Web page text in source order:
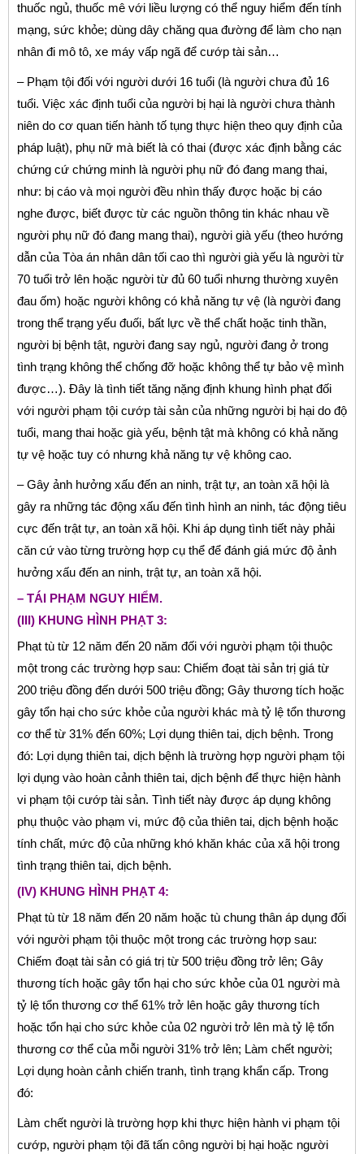
thuốc ngủ, thuốc mê với liều lượng có thể nguy hiểm đến tính
mạng, sức khỏe; dùng dây chăng qua đường để làm cho nạn
nhân đi mô tô, xe máy vấp ngã để cướp tài sản…
– Phạm tội đối với người dưới 16 tuổi (là người chưa đủ 16
tuổi. Việc xác định tuổi của người bị hại là người chưa thành
niên do cơ quan tiến hành tố tụng thực hiện theo quy định của
pháp luật), phụ nữ mà biết là có thai (được xác định bằng các
chứng cứ chứng minh là người phụ nữ đó đang mang thai,
như: bị cáo và mọi người đều nhìn thấy được hoặc bị cáo
nghe được, biết được từ các nguồn thông tin khác nhau về
người phụ nữ đó đang mang thai), người già yếu (theo hướng
dẫn của Tòa án nhân dân tối cao thì người già yếu là người từ
70 tuổi trở lên hoặc người từ đủ 60 tuổi nhưng thường xuyên
đau ốm) hoặc người không có khả năng tự vệ (là người đang
trong thể trạng yếu đuối, bất lực về thể chất hoặc tinh thần,
người bị bệnh tật, người đang say ngủ, người đang ở trong
tình trạng không thể chống đỡ hoặc không thể tự bảo vệ mình
được…). Đây là tình tiết tăng nặng định khung hình phạt đối
với người phạm tội cướp tài sản của những người bị hại do độ
tuổi, mang thai hoặc già yếu, bệnh tật mà không có khả năng
tự vệ hoặc tuy có nhưng khả năng tự vệ không cao.
– Gây ảnh hưởng xấu đến an ninh, trật tự, an toàn xã hội là
gây ra những tác động xấu đến tình hình an ninh, tác động tiêu
cực đến trật tự, an toàn xã hội. Khi áp dụng tình tiết này phải
căn cứ vào từng trường hợp cụ thể để đánh giá mức độ ảnh
hưởng xấu đến an ninh, trật tự, an toàn xã hội.
– TÁI PHẠM NGUY HIỂM.
(III) KHUNG HÌNH PHẠT 3:
Phạt tù từ 12 năm đến 20 năm đối với người phạm tội thuộc
một trong các trường hợp sau: Chiếm đoạt tài sản trị giá từ
200 triệu đồng đến dưới 500 triệu đồng; Gây thương tích hoặc
gây tổn hại cho sức khỏe của người khác mà tỷ lệ tổn thương
cơ thể từ 31% đến 60%; Lợi dụng thiên tai, dịch bệnh. Trong
đó: Lợi dụng thiên tai, dịch bệnh là trường hợp người phạm tội
lợi dụng vào hoàn cảnh thiên tai, dịch bệnh để thực hiện hành
vi phạm tội cướp tài sản. Tình tiết này được áp dụng không
phụ thuộc vào phạm vi, mức độ của thiên tai, dịch bệnh hoặc
tính chất, mức độ của những khó khăn khác của xã hội trong
tình trạng thiên tai, dịch bệnh.
(IV) KHUNG HÌNH PHẠT 4:
Phạt tù từ 18 năm đến 20 năm hoặc tù chung thân áp dụng đối
với người phạm tội thuộc một trong các trường hợp sau:
Chiếm đoạt tài sản có giá trị từ 500 triệu đồng trở lên; Gây
thương tích hoặc gây tổn hại cho sức khỏe của 01 người mà
tỷ lệ tổn thương cơ thể 61% trở lên hoặc gây thương tích
hoặc tổn hại cho sức khỏe của 02 người trở lên mà tỷ lệ tổn
thương cơ thể của mỗi người 31% trở lên; Làm chết người;
Lợi dụng hoàn cảnh chiến tranh, tình trạng khẩn cấp. Trong
đó:
Làm chết người là trường hợp khi thực hiện hành vi phạm tội
cướp, người phạm tội đã tấn công người bị hại hoặc người